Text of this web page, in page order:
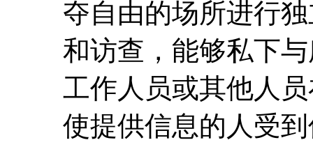
夺自由的场所进行
和访查，能够私下
工作人员或其他人
使提供信息的人受